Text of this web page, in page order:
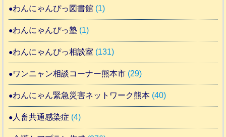
わんにゃんぴっ図書館 (1)
わんにゃんぴっ塾 (1)
わんにゃんぴっ相談室 (131)
ワンニャン相談コーナー熊本市 (29)
わんにゃん緊急災害ネットワーク熊本 (40)
人畜共通感染症 (4)